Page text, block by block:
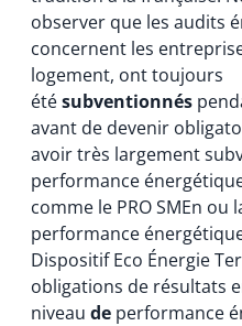
observer que les audits
concernent les
logement, ont toujours
étésubventionnés
avant de devenir
avoir très largement
performance
comme le PRO SMEn ou
performance
Dispositif Eco Énergie
obligations de résultats
niveau deperformance